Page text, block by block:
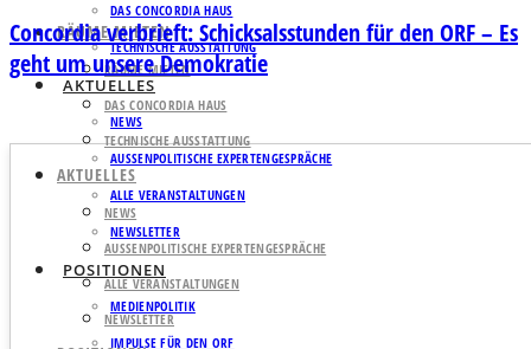
DAS CONCORDIA HAUS
TECHNISCHE AUSSTATTUNG
AKTUELLES
NEWS
AUSSENPOLITISCHE EXPERTENGESPRÄCHE
ALLE VERANSTALTUNGEN
NEWSLETTER
POSITIONEN
MEDIENPOLITIK
IMPULSE FÜR DEN ORF
RÄUME MIETEN
RÄUME MIETEN
DAS CONCORDIA HAUS
TECHNISCHE AUSSTATTUNG
AKTUELLES
NEWS
AUSSENPOLITISCHE EXPERTENGESPRÄCHE
ALLE VERANSTALTUNGEN
NEWSLETTER
Concordia verbrieft: Schicksalsstunden für den ORF – Es
geht um unsere Demokratie